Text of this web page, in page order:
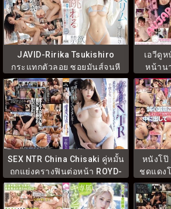
JAVID-Ririka Tsukishiro
กระแทกตัวลอย ซอยมันส์จนหี
สะท้าน IPZZ-647
เอวีดู
หน้าน
SEX NTR China Chisaki คู่หมั้น
ถูกแย่งครางฟินต่อหน้า ROYD-
301
หนังโป๊
ชุดแดง